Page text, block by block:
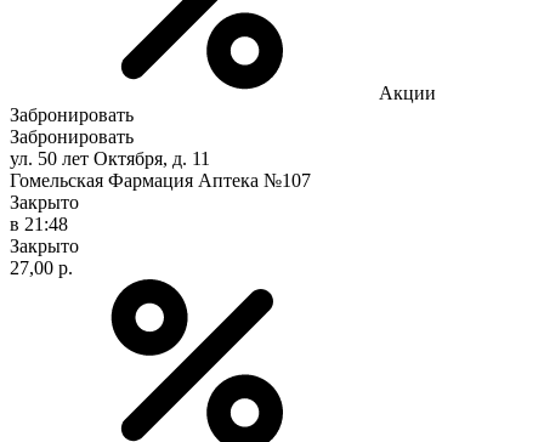
Акции
Забронировать
Забронировать
ул. 50 лет Октября, д. 11
Гомельская Фармация Аптека №107
Закрыто
в 21:48
Закрыто
27,00 р.